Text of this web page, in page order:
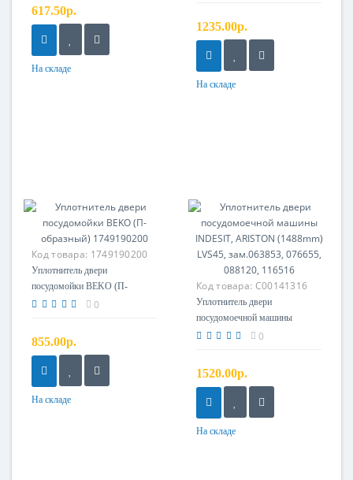
617.50р.
На складе
1235.00р.
На складе
Код товара: 1749190200
Уплотнитель двери
посудомойки BEKO (П-
образный) 1749190200
0
855.00р.
На складе
Код товара: C00141316
Уплотнитель двери
посудомоечной машины
INDESIT, ARISTON (1488mm)
0
1520.00р.
На складе